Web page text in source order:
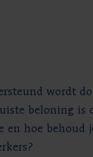
wordt
beloning is
hoe behoud